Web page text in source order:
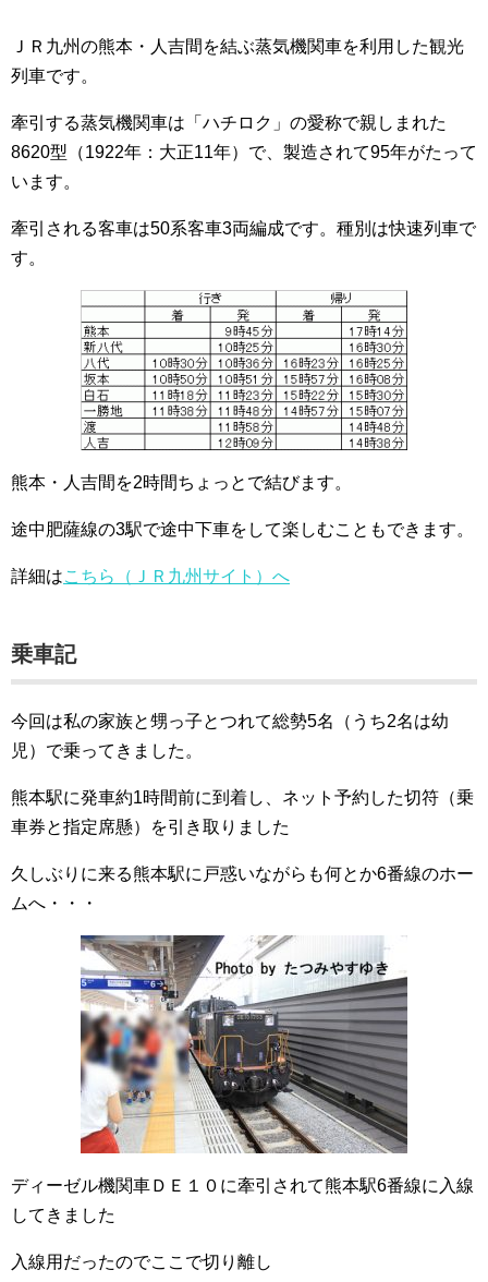
ＪＲ九州の熊本・人吉間を結ぶ蒸気機関車を利用した観光
列車です。
牽引する蒸気機関車は「ハチロク」の愛称で親しまれた
8620型（1922年：大正11年）で、製造されて95年がたって
います。
牽引される客車は50系客車3両編成です。種別は快速列車で
す。
熊本・人吉間を2時間ちょっとで結びます。
途中肥薩線の3駅で途中下車をして楽しむこともできます。
詳細はこちら（ＪＲ九州サイト）へ
乗車記
今回は私の家族と甥っ子とつれて総勢5名（うち2名は幼
児）で乗ってきました。
熊本駅に発車約1時間前に到着し、ネット予約した切符（乗
車券と指定席懸）を引き取りました
久しぶりに来る熊本駅に戸惑いながらも何とか6番線のホー
ムへ・・・
ディーゼル機関車ＤＥ１０に牽引されて熊本駅6番線に入線
してきました
入線用だったのでここで切り離し